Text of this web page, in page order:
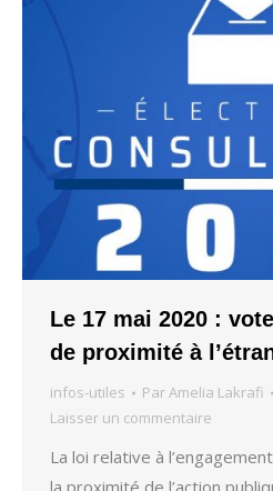
Le 17 mai 2020 :
de proximité à
infos-utiles ParAmelia Lakrafi
Laisser un commentaire
La loi relative à